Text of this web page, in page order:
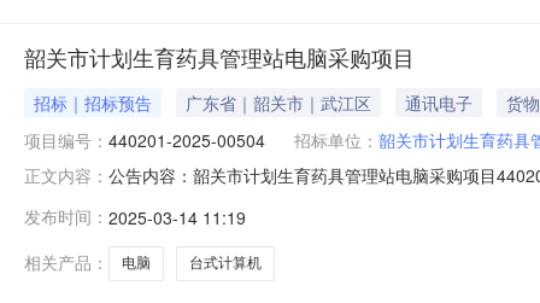
韶关市计划生育药具管理站电脑采购项目
招标｜招标预告 广东省｜韶关市｜武江区 通讯电子
货物
项目编号： 440201-2025-00504 招标单位： 韶关市计划生育药具
正文内容： 公告内容：韶关市计划生育药具管理站电脑采购项目
1410:47:10发布人：韶关市计划生育药具管理站发布时
发布时间： 2025-03-14 11:19
相关产品：
电脑 台式计算机